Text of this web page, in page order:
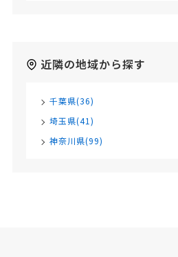
近隣の地域から探す
千葉県(36)
埼玉県(41)
神奈川県(99)